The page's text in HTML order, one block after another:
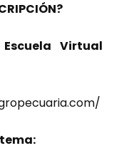
Virtual